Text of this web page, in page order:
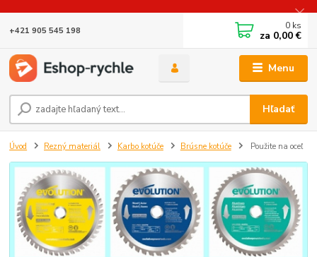
Menu
Hľadať
+421 905 545 198 0 ks
za 0,00 €
Úvod Rezný materiál Karbo kotúče Brúsne kotúče Použite na oceľ